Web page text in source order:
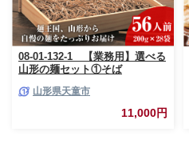
08-01-132-1 【業務用】選べる
山形の麺セット①そば
山形県天童市
11,000円